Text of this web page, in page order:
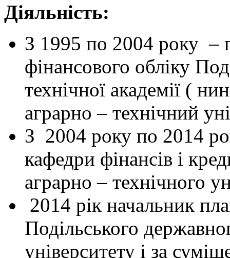
Діяльність:
З 1995 по 2004 року –
фінансового обліку
технічної академії (
аграрно – технічний
З 2004 року по 2014
кафедри фінансів і
аграрно – технічного
2014 рік начальник
Подільського
університету і за